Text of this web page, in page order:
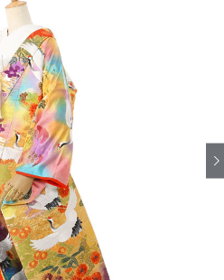
法人・グループの
お客様はこちら